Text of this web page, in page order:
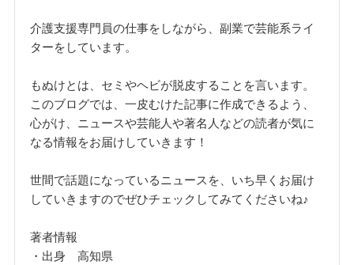
介護支援専門員の仕事をしながら、副業で芸能系ライ
ターをしています。
もぬけとは、セミやヘビが脱皮することを言います。
このブログでは、一皮むけた記事に作成できるよう、
心がけ、ニュースや芸能人や著名人などの読者が気に
なる情報をお届けしていきます！
世間で話題になっているニュースを、いち早くお届け
していきますのでぜひチェックしてみてくださいね♪
著者情報
・出身 高知県